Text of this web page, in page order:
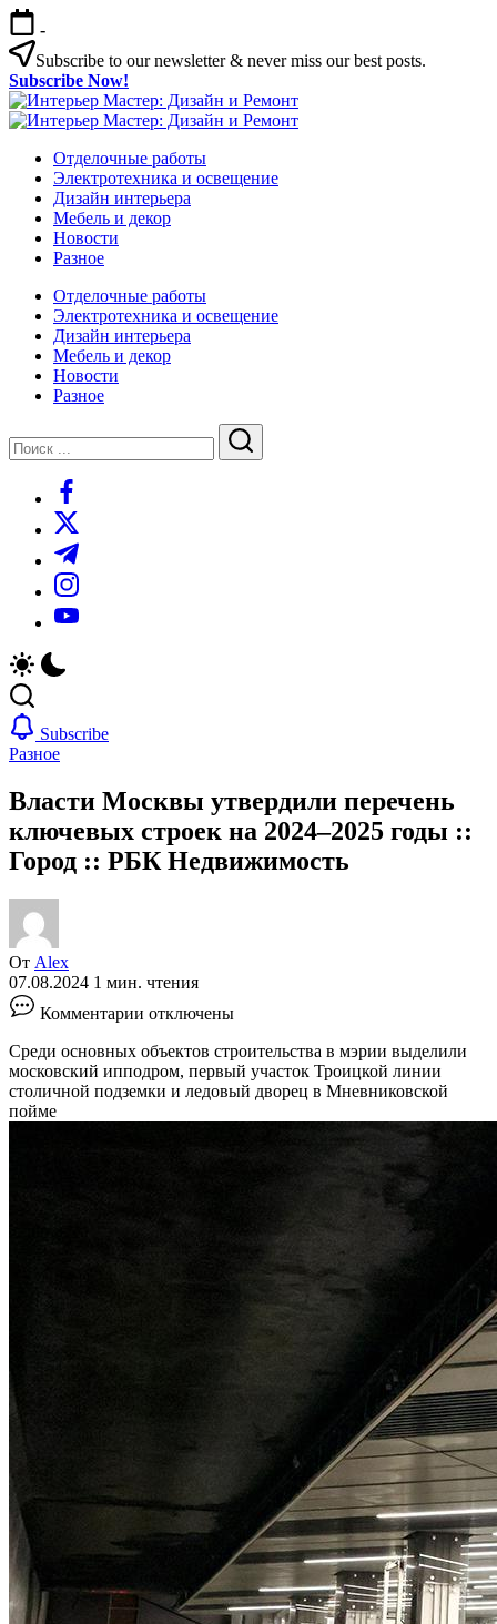
Перейти
к
содержимому
-
Subscribe to our newsletter & never miss our best posts.
Subscribe Now!
Интерьер
Мастер:
Интерьер
Дизайн
Ремонт
Интерьер
Мастер:
Дизайн
Ремонт
Отделочные работы
Электротехника и освещение
Дизайн интерьера
Мебель и декор
Новости
Разное
Отделочные работы
Электротехника и освещение
Дизайн интерьера
Мебель и декор
Новости
Разное
Поиск
Поиск
https://www.facebook.com/
https://twitter.com/
https://t.me/
https://www.instagram.com/
https://youtube.com/
Subscribe
Разное
Власти Москвы утвердили перечень
ключевых строек на 2024–2025 годы ::
Город :: РБК Недвижимость
От Alex
07.08.2024 1 мин. чтения
Комментарии записи
Власти
Москвы
утвердили
перечень
ключевых
отключены
Среди основных объектов строительства в мэрии выделили
московский ипподром, первый участок Троицкой линии
столичной подземки и ледовый дворец в Мневниковской
пойме